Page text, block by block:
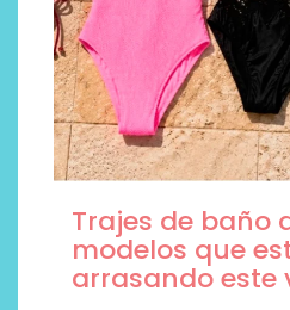
Trajes de baño
modelos que
arrasando este